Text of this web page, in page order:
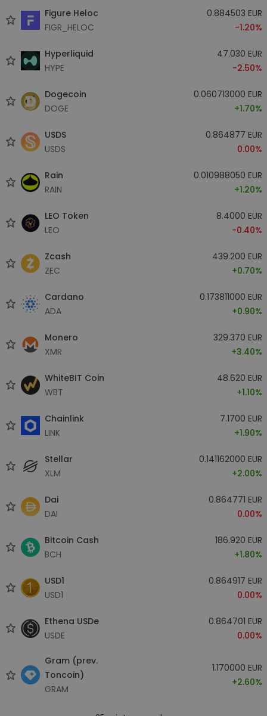
Figure Heloc
FIGR_HELOC
0.884503 EUR
-1.20%
Hyperliquid
HYPE
47.030 EUR
-2.50%
Dogecoin
DOGE
0.060713000 EUR
+1.70%
USDS
USDS
0.864877 EUR
0.00%
Rain
RAIN
0.010988050 EUR
+1.20%
LEO Token
LEO
8.4000 EUR
-0.40%
Zcash
ZEC
439.200 EUR
+0.70%
Cardano
ADA
0.173811000 EUR
+0.90%
Monero
XMR
329.370 EUR
+3.40%
WhiteBIT Coin
WBT
48.620 EUR
+1.10%
Chainlink
LINK
7.1700 EUR
+1.90%
Stellar
XLM
0.141162000 EUR
+2.00%
Dai
DAI
0.864771 EUR
0.00%
Bitcoin Cash
BCH
186.920 EUR
+1.80%
USD1
USD1
0.864917 EUR
0.00%
Ethena USDe
USDE
0.864701 EUR
0.00%
Gram (prev.
Toncoin)
GRAM
1.170000 EUR
+2.60%